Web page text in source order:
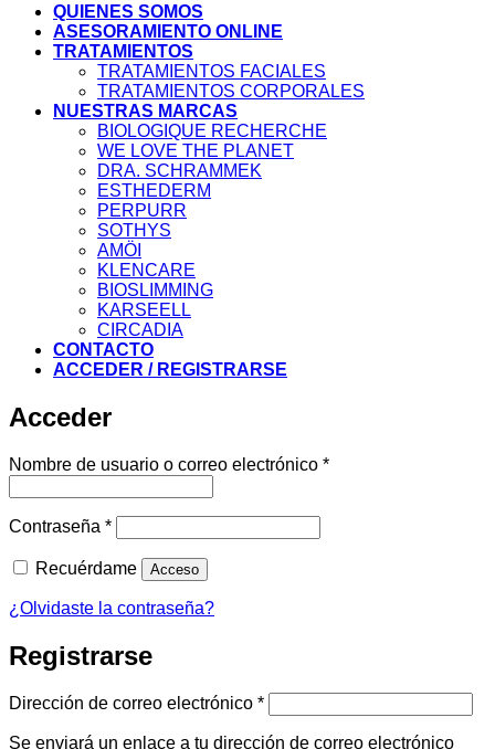
QUIENES SOMOS
ASESORAMIENTO ONLINE
TRATAMIENTOS
TRATAMIENTOS FACIALES
TRATAMIENTOS CORPORALES
NUESTRAS MARCAS
BIOLOGIQUE RECHERCHE
WE LOVE THE PLANET
DRA. SCHRAMMEK
ESTHEDERM
PERPURR
SOTHYS
AMÖI
KLENCARE
BIOSLIMMING
KARSEELL
CIRCADIA
CONTACTO
ACCEDER / REGISTRARSE
Acceder
Nombre de usuario o correo electrónico *Obligatorio
Contraseña *Obligatorio
Recuérdame Acceso
¿Olvidaste la contraseña?
Registrarse
Dirección de correo electrónico *Obligatorio
Se enviará un enlace a tu dirección de correo electrónico